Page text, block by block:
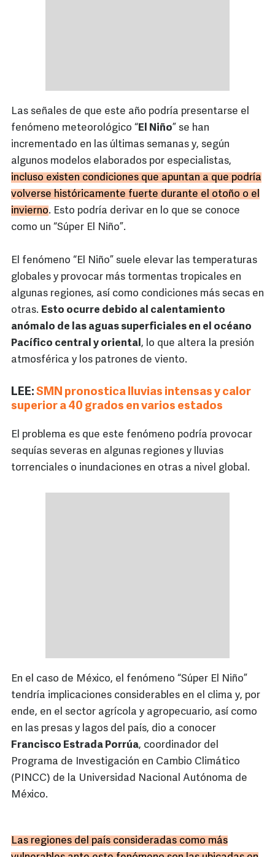
Las señales de que este año podría presentarse el
fenómeno meteorológico “El Niño” se han
incrementado en las últimas semanas y, según
algunos modelos elaborados por especialistas,
incluso existen condiciones que apuntan a que podría
volverse históricamente fuerte durante el otoño o el
invierno. Esto podría derivar en lo que se conoce
como un “Súper El Niño”.
El fenómeno “El Niño” suele elevar las temperaturas
globales y provocar más tormentas tropicales en
algunas regiones, así como condiciones más secas en
otras. Esto ocurre debido al calentamiento
anómalo de las aguas superficiales en el océano
Pacífico central y oriental, lo que altera la presión
atmosférica y los patrones de viento.
LEE: SMN pronostica lluvias intensas y calor
superior a 40 grados en varios estados
El problema es que este fenómeno podría provocar
sequías severas en algunas regiones y lluvias
torrenciales o inundaciones en otras a nivel global.
En el caso de México, el fenómeno “Súper El Niño”
tendría implicaciones considerables en el clima y, por
ende, en el sector agrícola y agropecuario, así como
en las presas y lagos del país, dio a conocer
Francisco Estrada Porrúa, coordinador del
Programa de Investigación en Cambio Climático
(PINCC) de la Universidad Nacional Autónoma de
México.
Las regiones del país consideradas como más